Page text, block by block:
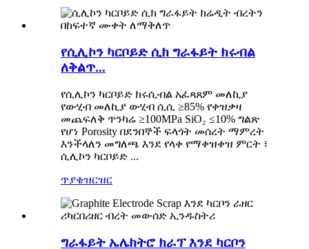
የሲሊኮን ካርቦይድ ሲክ ግራፋይት ክሩብል
ለቅልጥ...
የሲሊኮን ካርቦይድ ክሩሲብል አፈጻጸም መለኪያ
የውሂብ መለኪያ ውሂብ ሲሲ ≥85% የቀዝቃዛ
መጨፍለቅ ጥንካሬ ≥100MPa SiO₂ ≤10% ግልጽ
የሆነ Porosity በደንበኞች ፍላጎት መሰረት ማምረት
እንችላለን መግለጫ እንደ የላቀ የማቀዝቀዝ ምርት ፣
ሲሊኮን ካርቦይድ ...
ጥያቄዝርዝር
ግራፋይት ኤሌክትሮ ክራፕ እንደ ካርቦን